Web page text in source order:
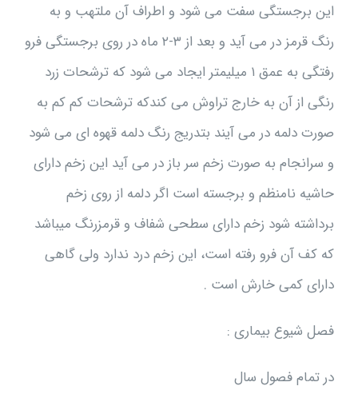
این برجستگی سفت می شود و اطراف آن ملتهب و به
رنگ قرمز در می آید و بعد از ۳-۲ ماه در روی برجستگی فرو
رفتگی به عمق ۱ میلیمتر ایجاد می شود که ترشحات زرد
رنگی از آن به خارج تراوش می کندکه ترشحات کم کم به
صورت دلمه در می آیند بتدریج رنگ دلمه قهوه ای می شود
و سرانجام به صورت زخم سر باز در می آید این زخم دارای
حاشیه نامنظم و برجسته است اگر دلمه از روی زخم
برداشته شود زخم دارای سطحی شفاف و قرمزرنگ ميباشد
که کف آن فرو رفته است، این زخم درد ندارد ولی گاهی
دارای کمی خارش است .
فصل شیوع بیماری :
در تمام فصول سال